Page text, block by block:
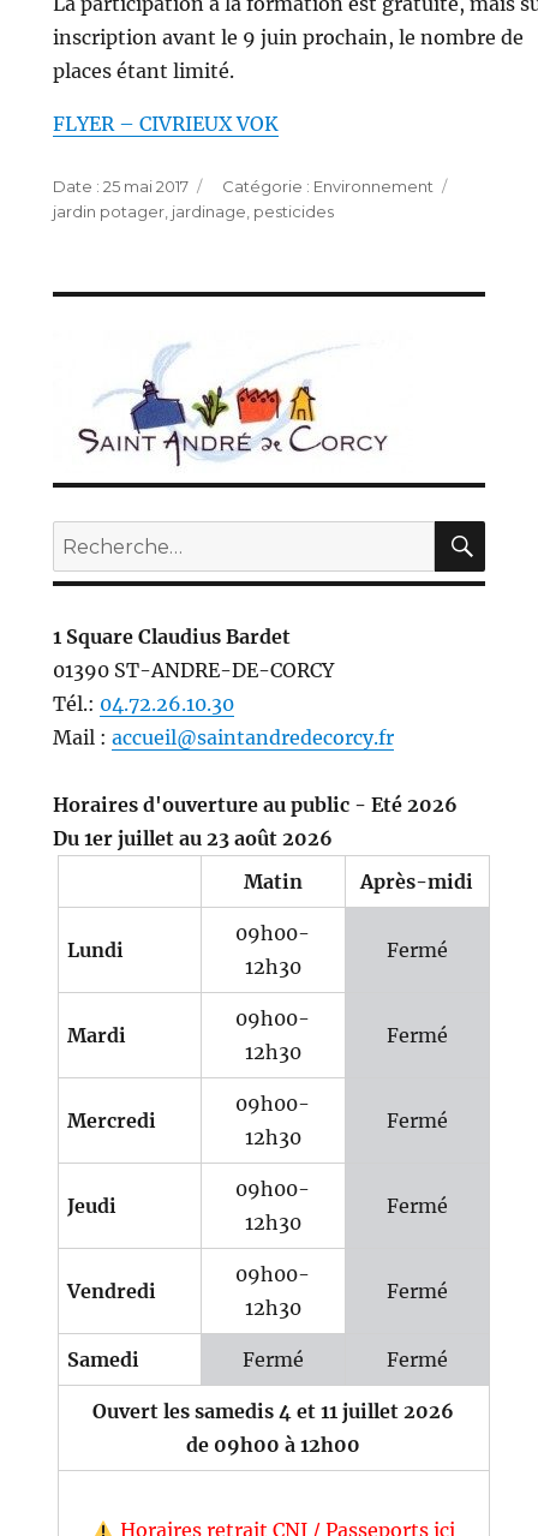
inscription avant le 9 juin prochain, le nombre de
places étant limité.
FLYER – CIVRIEUX VOK
Publié
le
25 mai 2017 Catégories
Environnement
jardin potager, jardinage pesticides
Recherche
pour :
1 Square Claudius Bardet
01390 ST-ANDRE-DE-CORCY
Tél.: 04.72.26.10.30
Mail : accueil@saintandredecorcy.fr
Horaires d'ouverture au public - Eté 2026
Du 1er juillet au 23 août 2026
Matin
Après-midi
Lundi
09h00-
12h30
Fermé
Mardi
09h00-
12h30
Fermé
Mercredi
09h00-
12h30
Fermé
Jeudi
09h00-
12h30
Fermé
Vendredi
09h00-
12h30
Fermé
Samedi Fermé Fermé
Ouvert les samedis 4 et 11 juillet 2026
de 09h00 à 12h00
Horaires retrait CNI / Passeports ici